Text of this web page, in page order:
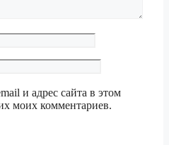
и адрес сайта в этом
моих комментариев.